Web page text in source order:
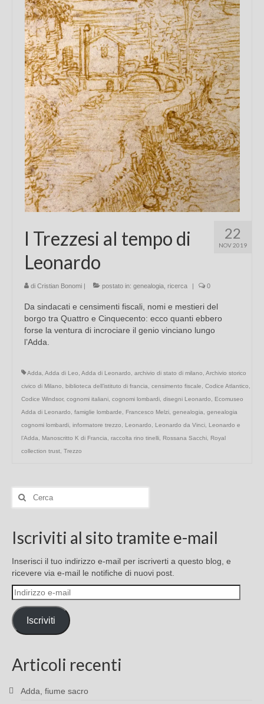
Chi sono
FAQ
Contatti
22
NOV 2019
I Trezzesi al tempo di
Leonardo
di Cristian Bonomi | postato in: genealogia ricerca | 0
Da sindacati e censimenti fiscali, nomi e mestieri del
borgo tra Quattro e Cinquecento: ecco quanti ebbero
forse la ventura di incrociare il genio vinciano lungo
l’Adda.
Adda Adda di Leo Adda di Leonardo archivio di stato di milano Archivio storico
civico di Milano
biblioteca dell’istituto di francia censimento fiscale Codice Atlantico
Codice Windsor, cognomi italiani cognomi lombardi disegni Leonardo
Ecomuseo
Adda di Leonardo
famiglie lombarde Francesco Melzi genealogia
genealogia
cognomi lombardi informatore trezzo Leonardo Leonardo da Vinci
Leonardo e
l’Adda
Manoscritto K di Francia raccolta rino tinelli Rossana Sacchi
Royal
collection trust Trezzo
Cerca:
Iscriviti al sito tramite e-mail
Inserisci il tuo indirizzo e-mail per iscriverti a questo blog, e
ricevere via e-mail le notifiche di nuovi post.
Indirizzo
e-
mail
Iscriviti
Articoli recenti
Adda, fiume sacro